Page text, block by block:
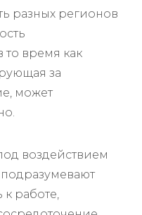
разных регионов
то время как
за
может
воздействием
работе,